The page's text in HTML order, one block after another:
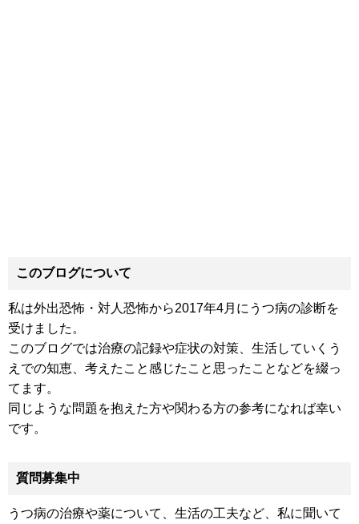
このブログについて
私は外出恐怖・対人恐怖から2017年4月にうつ病の診断を
受けました。
このブログでは治療の記録や症状の対策、生活していくう
えでの知恵、考えたこと感じたこと思ったことなどを綴っ
てます。
同じような問題を抱えた方や関わる方の参考になれば幸い
です。
質問募集中
うつ病の治療や薬について、生活の工夫など、私に聞いて